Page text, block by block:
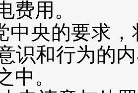
费用。
中央的要求
识和行为的
中。